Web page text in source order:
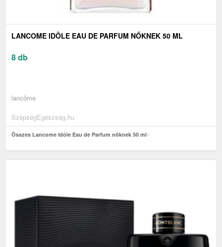
LANCOME IDÔLE EAU DE PARFUM NŐKNEK 50 ML
8 db
lancôme
SzépségEgészség.hu
Összes Lancome Idôle Eau de Parfum nőknek 50 ml